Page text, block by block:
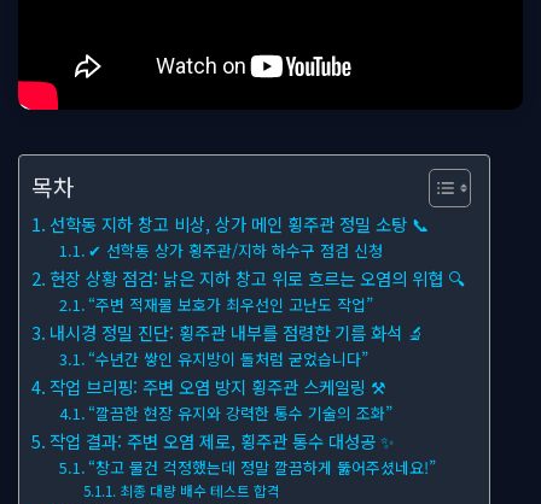
목차
선학동 지하 창고 비상, 상가 메인 횡주관 정밀 소탕 📞
✔ 선학동 상가 횡주관/지하 하수구 점검 신청
현장 상황 점검: 낡은 지하 창고 위로 흐르는 오염의 위협 🔍
“주변 적재물 보호가 최우선인 고난도 작업”
내시경 정밀 진단: 횡주관 내부를 점령한 기름 화석 🔬
“수년간 쌓인 유지방이 돌처럼 굳었습니다”
작업 브리핑: 주변 오염 방지 횡주관 스케일링 ⚒
“깔끔한 현장 유지와 강력한 통수 기술의 조화”
작업 결과: 주변 오염 제로, 횡주관 통수 대성공 ✨
“창고 물건 걱정했는데 정말 깔끔하게 뚫어주셨네요!”
최종 대량 배수 테스트 합격